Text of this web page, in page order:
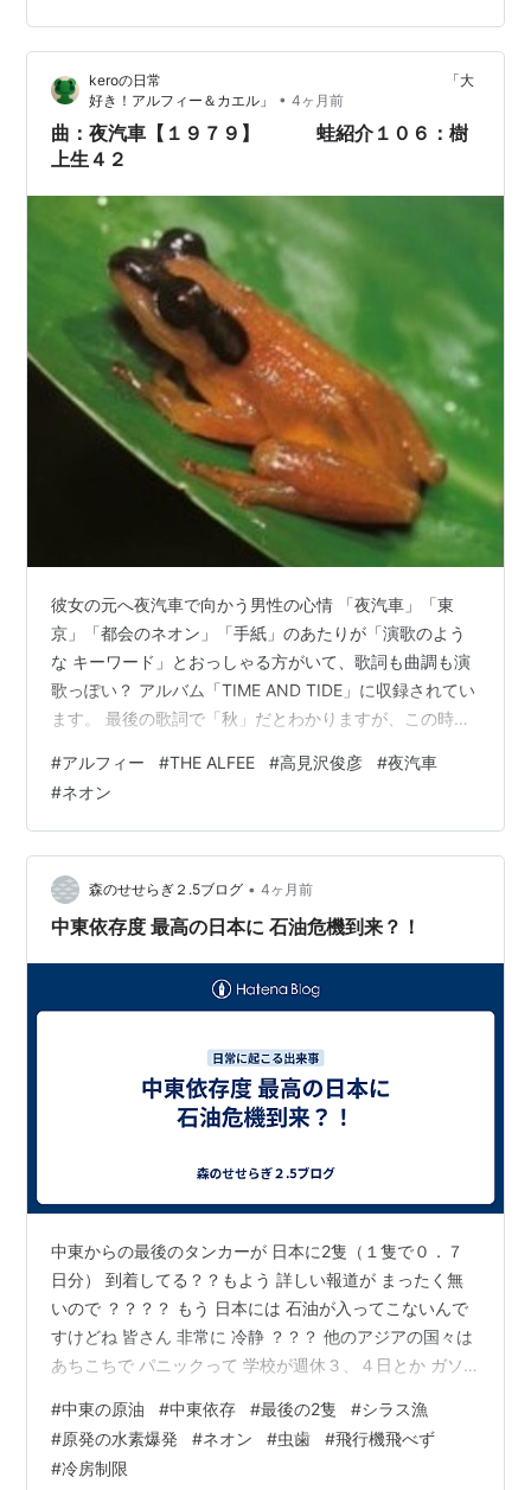
うテーマです。 雨に濡れたアスファルトに反射する鮮烈
なネオンサイン、機械と肉体が融合したサイボーグの美
学、そしてそこに存在する圧倒的なリアリズム。これら
は今や、プロの技術を超えたAIの創造…
keroの日常 「大
好き！アルフィー＆カエル」
• 4ヶ月前
曲：夜汽車【１９７９】 蛙紹介１０６：樹
上生４２
彼女の元へ夜汽車で向かう男性の心情 「夜汽車」「東
京」「都会のネオン」「手紙」のあたりが「演歌のよう
な キーワード」とおっしゃる方がいて、歌詞も曲調も演
歌っぽい？ アルバム「TIME AND TIDE」に収録されてい
ます。 最後の歌詞で「秋」だとわかりますが、この時期
Acoustic Special Discより キンスゲクサガエル（クサガ
エル科） ケニアの一部とタンザニア、マラウィに分布
し、藪地に好んで生息しますが 時折濃密な常緑樹の森林
地帯でも見られます。非常に色彩に幅がある種で、 主に
２つの色彩型に分けられます。分布域北部の…
#アルフィー #THE ALFEE #高見沢俊彦 #夜汽車
#ネオン
森のせせらぎ２.5ブログ • 4ヶ月前
中東依存度 最高の日本に 石油危機到来？！
中東からの最後のタンカーが 日本に2隻（１隻で０．７
日分） 到着してる？？もよう 詳しい報道が まったく無
いので ？？？？ もう 日本には 石油が入ってこないんで
すけどね 皆さん 非常に 冷静 ？？？ 他のアジアの国々は
あちこちで パニックって 学校が週休３、４日とか ガソ
いくら 備蓄が7ヵ月分あるったって 世界で一番 中東依存
度が 高い国なんですよ！！！！ （それがバレてるせいか
日本株の暴落率がいちばん酷い） 石油連盟の会見だと 備
#中東の原油 #中東依存 #最後の2隻 #シラス漁
#原発の水素爆発 #ネオン #虫歯 #飛行機飛べず
#冷房制限